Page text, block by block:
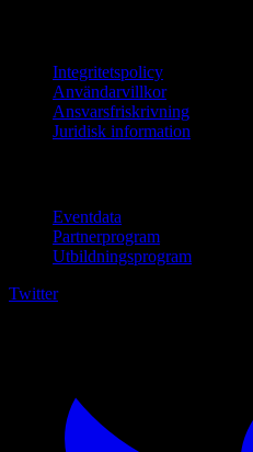
Integritetspolicy
Användarvillkor
Ansvarsfriskrivning
Juridisk information
Eventdata
Partnerprogram
Utbildningsprogram
Twitter